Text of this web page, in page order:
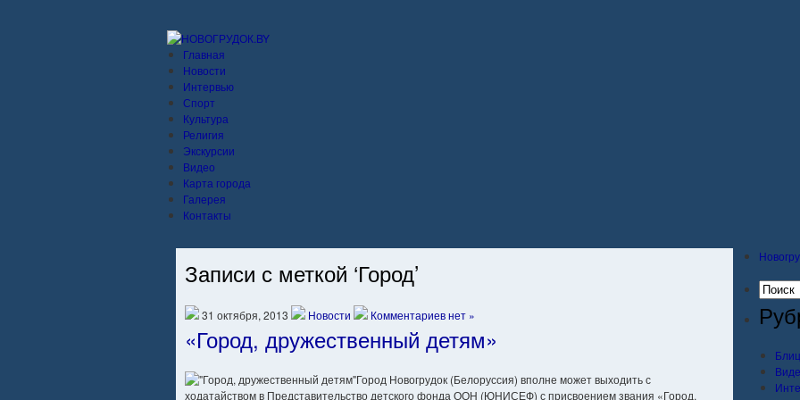
Главная
Новости
Интервью
Спорт
Культура
Религия
Экскурсии
Видео
Карта города
Галерея
Контакты
Записи с меткой ‘Город’
31 октября, 2013 Новости Комментариев нет »
«Город, дружественный детям»
Город Новогрудок (Белоруссия) вполне может выходить с
ходатайством в Представительство детского фонда ООН (ЮНИСЕФ) с присвоением звания «Город,